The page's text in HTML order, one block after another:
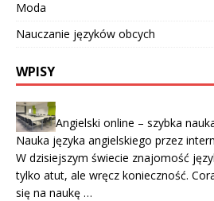
Moda
Nauczanie języków obcych
WPISY
Angielski online – szybka
Nauka języka angielskiego przez
W dzisiejszym świecie znajomość
tylko atut, ale wręcz konieczność.
się na naukę …